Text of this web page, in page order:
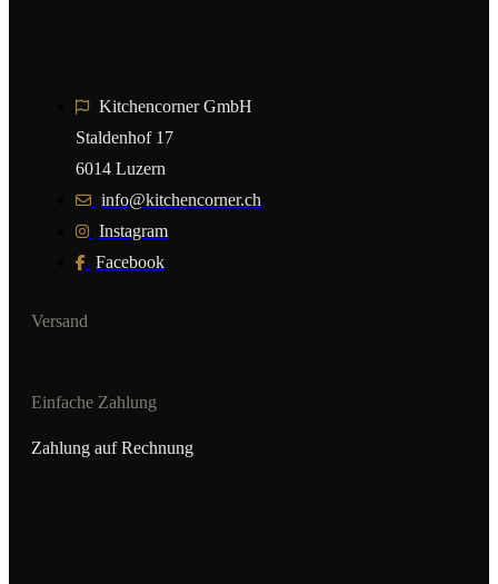
Kitchencorner GmbH
Staldenhof 17
6014 Luzern
info@kitchencorner.ch
Instagram
Facebook
Versand
Einfache Zahlung
Zahlung auf Rechnung